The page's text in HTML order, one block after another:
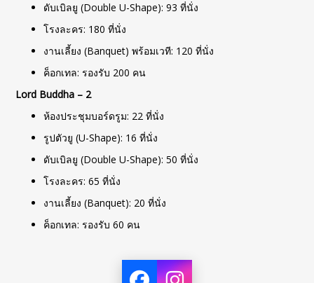
ดับเบิลยู (Double U-Shape): 93 ที่นั่ง
โรงละคร: 180 ที่นั่ง
งานเลี้ยง (Banquet) พร้อมเวที: 120 ที่นั่ง
ค็อกเทล: รองรับ 200 คน
Lord Buddha – 2
ห้องประชุมบอร์ดรูม: 22 ที่นั่ง
รูปตัวยู (U-Shape): 16 ที่นั่ง
ดับเบิลยู (Double U-Shape): 50 ที่นั่ง
โรงละคร: 65 ที่นั่ง
งานเลี้ยง (Banquet): 20 ที่นั่ง
ค็อกเทล: รองรับ 60 คน